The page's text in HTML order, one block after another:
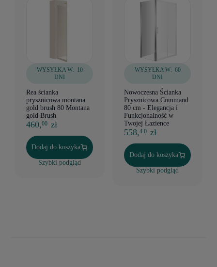
WYSYŁKA W: 10
DNI
Rea ścianka
prysznicowa montana
gold brush 80 Montana
gold Brush
460,00 zł
Dodaj do koszyka
Szybki podgląd
WYSYŁKA W: 60
DNI
Nowoczesna Ścianka
Prysznicowa Command
80 cm - Elegancja i
Funkcjonalność w
Twojej Łazience
558,4 0 zł
Dodaj do koszyka
Szybki podgląd